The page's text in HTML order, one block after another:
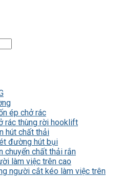
ép chở rác
rác thùng rời hooklift
hút chất thải
đường hút bụi
chuyển chất thải rắn
làm việc trên cao
người cắt kéo làm việc trên